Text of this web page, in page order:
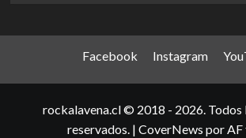
Facebook Instagram
rockalavena.cl © 2018 - 2026. Todos
reservados. | CoverNews por AF